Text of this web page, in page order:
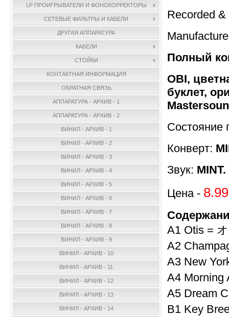
LP ПРОИГРЫВАТЕЛИ И ФОНОКОРРЕКТОРЫ
СЕТЕВЫЕ ФИЛЬТРЫ И КАБЕЛИ
ДРУГАЯ АППАРАТУРА
КАБЕЛИ
СТОЙКИ
КОНТАКТНАЯ ИНФОРМАЦИЯ
ОБРАТНАЯ СВЯЗЬ
АППАРАТУРА - АРХИВ - 1
АППАРАТУРА - АРХИВ - 2
ВИНИЛ - АРХИВ - 1
ВИНИЛ - АРХИВ - 2
ВИНИЛ - АРХИВ - 3
ВИНИЛ - АРХИВ - 4
ВИНИЛ - АРХИВ - 5
ВИНИЛ - АРХИВ - 6
ВИНИЛ - АРХИВ - 7
ВИНИЛ - АРХИВ - 8
ВИНИЛ - АРХИВ - 9
ВИНИЛ - АРХИВ - 10
ВИНИЛ - АРХИВ - 11
ВИНИЛ - АРХИВ - 12
ВИНИЛ - АРХИВ - 13
ВИНИЛ - АРХИВ - 14
Recorded
Полный
OBI,
буклет,
Состояние
Конверт:
Звук: MINT.
Цена -
A1 Otis =
A2
A3 New
A4 Morning
A5 Dream
B1 Key